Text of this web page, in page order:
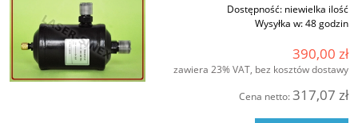
Dostępność: niewielka ilość
Wysyłka w:48 godzin
390,00 zł
zawiera 23% VAT, bez kosztów dostawy
Cena netto:317,07 zł